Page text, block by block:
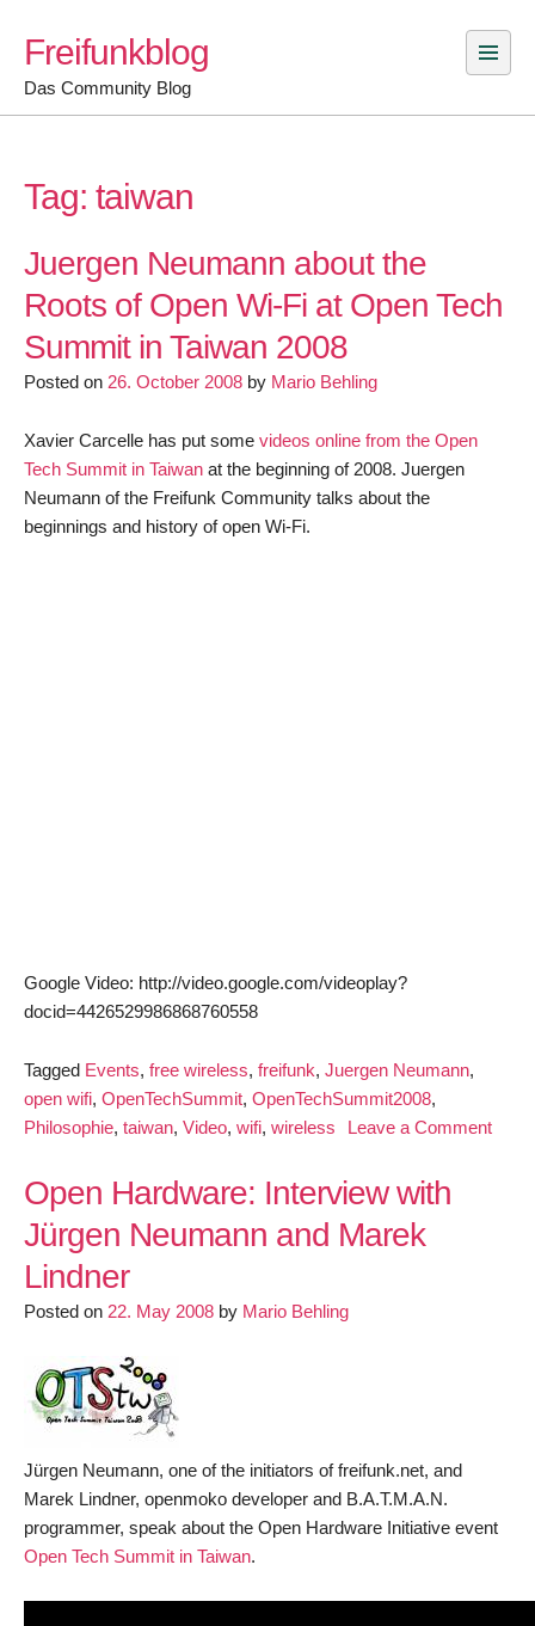
content
Freifunkblog
Das Community Blog
Tag: taiwan
Juergen Neumann about the
Roots of Open Wi-Fi at Open Tech
Summit in Taiwan 2008
Posted on 26. October 2008 by Mario Behling
Xavier Carcelle has put some videos online from the Open
Tech Summit in Taiwan at the beginning of 2008. Juergen
Neumann of the Freifunk Community talks about the
beginnings and history of open Wi-Fi.
Google Video: http://video.google.com/videoplay?
docid=4426529986868760558
Tagged Events, free wireless, freifunk, Juergen Neumann,
open wifi, OpenTechSummit, OpenTechSummit2008,
Philosophie, taiwan, Video, wifi, wireless Leave a Commenton
in
Open Hardware: Interview with
Jürgen Neumann and Marek
Lindner
Posted on 22. May 2008 by Mario Behling
Jürgen Neumann, one of the initiators of freifunk.net, and
Marek Lindner, openmoko developer and B.A.T.M.A.N.
programmer, speak about the Open Hardware Initiative event
Open Tech Summit in Taiwan.